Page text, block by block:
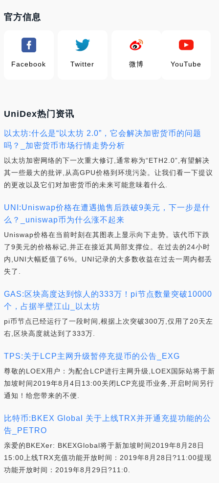
官方信息
Facebook Twitter 微博 YouTube
UniDex热门资讯
以太坊:什么是“以太坊 2.0”，它会解决加密货币的问题
吗？_加密货币市场行情走势分析
以太坊加密网络的下一次重大修订,通常称为“ETH2.0”,有望解决
其一些最大的批评,从高GPU价格到环境污染。让我们看一下提议
的更改以及它们对加密货币的未来可能意味着什么.
UNI:Uniswap价格在遭遇抛售后跌破9美元，下一步是什
么？_uniswap币为什么涨不起来
Uniswap价格在当前时刻在其图表上显示向下走势。该代币下跌
了9美元的价格标记,并正在接近其局部支撑位。在过去的24小时
内,UNI大幅贬值了6%。UNI记录的大多数收益在过去一周内都丢
失了.
GAS:区块高度达到惊人的333万！pi节点数量突破10000
个，占据半壁江山_以太坊
pi币节点已经运行了一段时间,根据上次突破300万,仅用了20天左
右,区块高度就达到了333万.
TPS:关于LCP主网升级暂停充提币的公告_EXG
尊敬的LOEX用户：为配合LCP进行主网升级,LOEX国际站将于新
加坡时间2019年8月4日13:00关闭LCP充提币业务,开启时间另行
通知！给您带来的不便.
比特币:BKEX Global 关于上线TRX并开通充提功能的公
告_PETRO
亲爱的BKEXer: BKEXGlobal将于新加坡时间2019年8月28日
15:00上线TRX充值功能开放时间：2019年8月28日?11:00提现
功能开放时间：2019年8月29日?11:0.